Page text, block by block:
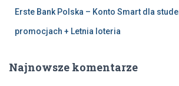
Erste Bank Polska – Konto Smart dla
promocjach + Letnia loteria
Najnowsze komentarze